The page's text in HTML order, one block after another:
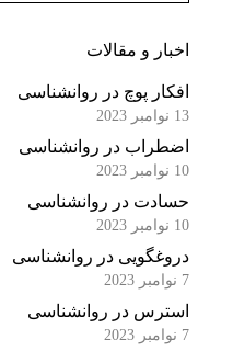
اخبار و مقالات
افکار پوچ در روانشناسی
اضطراب در روانشناسی
حسادت در روانشناسی
دروغگویی در روانشناسی
استرس در روانشناسی